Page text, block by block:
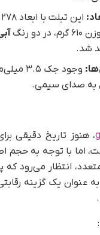
دو رنگ
شد.
وجود جک
به صدای سیمی.
، هنوز تاریخ دقیقی
اما با توجه به حجم
انتظار می‌رود که
عنوان یک گزینه